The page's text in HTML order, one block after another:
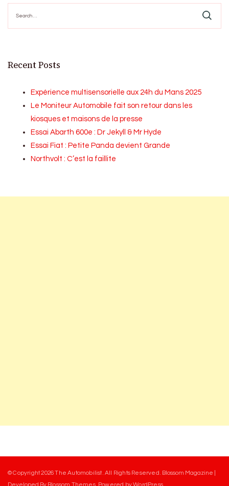
for:
Recent Posts
Expérience multisensorielle aux 24h du Mans 2025
Le Moniteur Automobile fait son retour dans les
kiosques et maisons de la presse
Essai Abarth 600e : Dr Jekyll & Mr Hyde
Essai Fiat : Petite Panda devient Grande
Northvolt : C’est la faillite
© Copyright 2026The Automobilist. All Rights Reserved. Blossom Magazine |
Developed By Blossom Themes. Powered byWordPress